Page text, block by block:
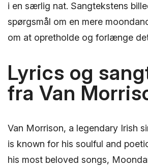
i en særlig nat. Sangtekstens
spørgsmål om en mere
om at opretholde og forlænge
Lyrics og
fra Van
Van Morrison, a legendary Irish
is known for his soulful and
his most beloved songs,